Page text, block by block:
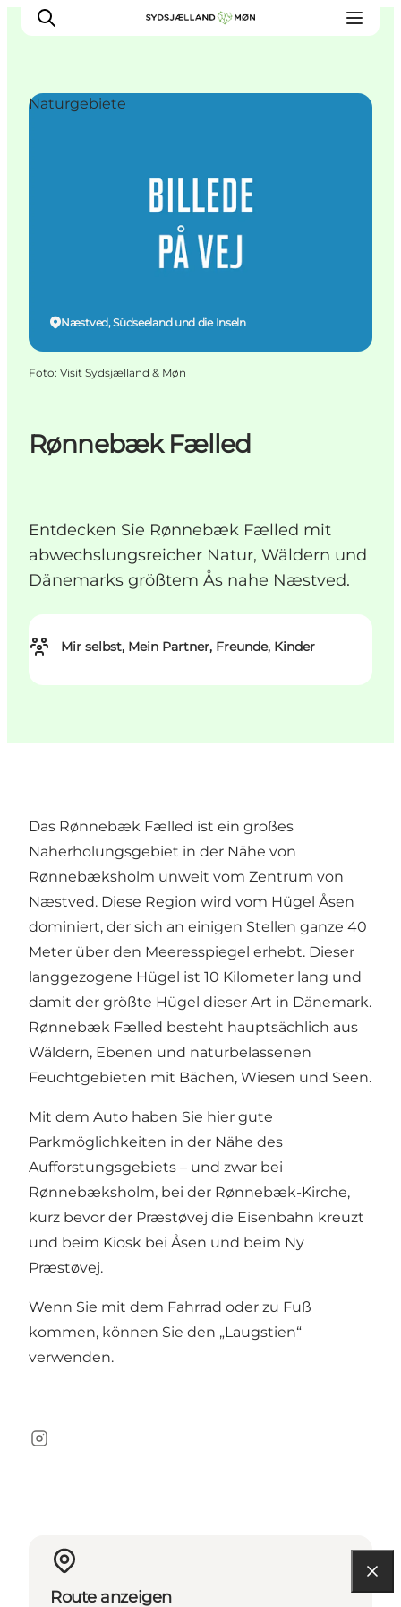
Städte und Orte
Rønnebæk Fælled
Entdecken Sie Rønnebæk Fælled mit
abwechslungsreicher Natur, Wäldern und
Dänemarks größtem Ås nahe Næstved.
Mir selbst, Mein Partner, Freunde, Kinder
Næstved, Südseeland und die Inseln
Naturgebiete
Foto: Visit Sydsjælland & Møn
Das Rønnebæk Fælled ist ein großes
Naherholungsgebiet in der Nähe von
Rønnebæksholm unweit vom Zentrum von
Næstved. Diese Region wird vom Hügel Åsen
dominiert, der sich an einigen Stellen ganze 40
Meter über den Meeresspiegel erhebt. Dieser
langgezogene Hügel ist 10 Kilometer lang und
damit der größte Hügel dieser Art in Dänemark.
Rønnebæk Fælled besteht hauptsächlich aus
Wäldern, Ebenen und naturbelassenen
Feuchtgebieten mit Bächen, Wiesen und Seen.
Mit dem Auto haben Sie hier gute
Parkmöglichkeiten in der Nähe des
Aufforstungsgebiets – und zwar bei
Rønnebæksholm, bei der Rønnebæk-Kirche,
kurz bevor der Præstøvej die Eisenbahn kreuzt
und beim Kiosk bei Åsen und beim Ny
Præstøvej.
Wenn Sie mit dem Fahrrad oder zu Fuß
kommen, können Sie den „Laugstien“
verwenden.
Instagram
Route anzeigen